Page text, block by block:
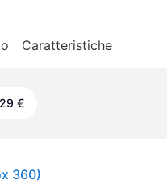
Caratteristiche
€
360)